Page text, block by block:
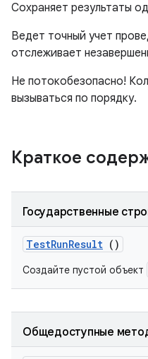
Сохраняет результаты
Ведет точный учет
отслеживает
Не потокобезопасно!
вызываться по порядку.
Краткое
Государственные
TestRunResult ()
Создайте пустой объект
Общедоступные